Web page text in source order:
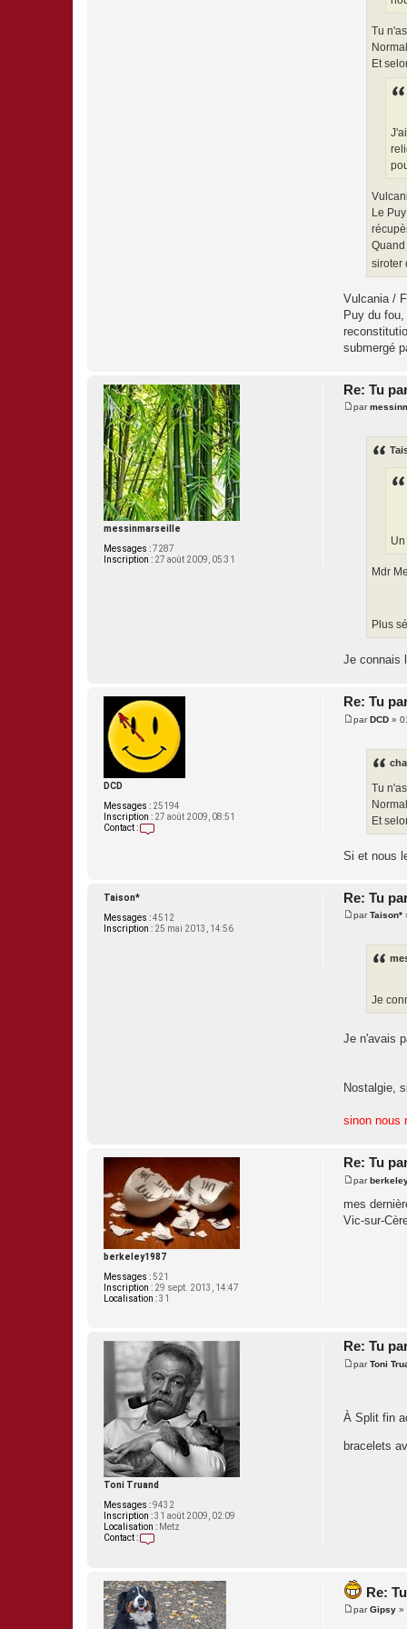
Tu
Et
Le
siroter
Vulcania /
Puy du
submergé
messinmarseille
Messages :7287
Inscription : 27 août 2009, 05:31
Re: Tu
M
par
Mdr
Plus
Je connais
DCD
Messages : 25194
Inscription : 27 août 2009, 08:51
Contact :
e
r
Re: Tu
M
parDCD»
Tu
Et
Si et nous
Taison*
Messages :4512
Inscription : 25 mai 2013, 14:56
Re: Tu
M
parTaison*
Je
Je n'avais
Nostalgie,
sinon nous
berkeley1987
Messages :521
Inscription : 29 sept. 2013, 14:47
Localisation :31
Re: Tu
M
s
s
par
mes
Vic-sur-
Toni Truand
Messages :9432
Inscription :31 août 2009, 02:09
Localisation : Metz
Contact :
t
a
c
t
e
Re: Tu
M
a
parToni
À Split fin
bracelets
Re:
M
parGipsy»